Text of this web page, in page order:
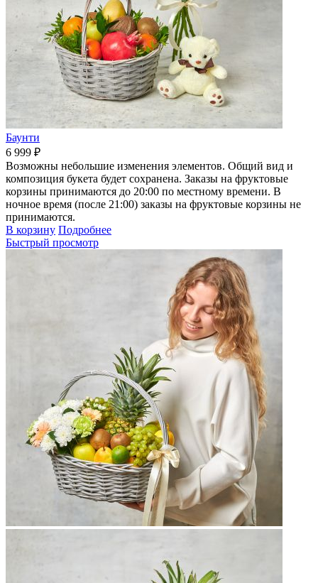
Баунти
6 999 ₽
Возможны небольшие изменения элементов. Общий вид и
композиция букета будет сохранена. Заказы на фруктовые
корзины принимаются до 20:00 по местному времени. В
ночное время (после 21:00) заказы на фруктовые корзины не
принимаются.
В корзину Подробнее
Быстрый просмотр